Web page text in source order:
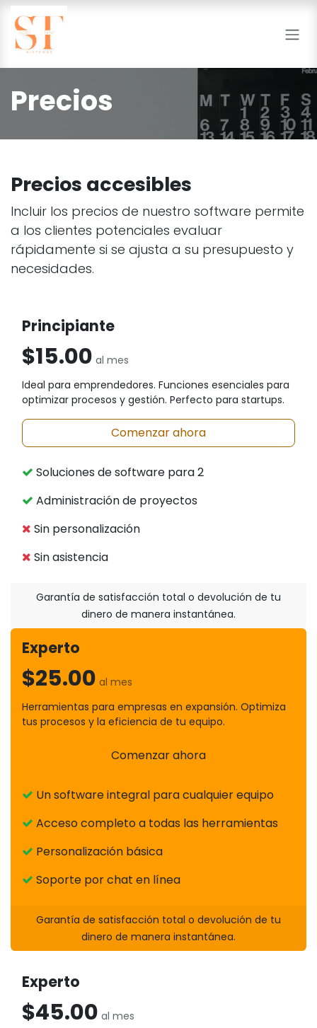
Ir al contenido
Precios
Precios accesibles
Incluir los precios de nuestro software permite
a los clientes potenciales evaluar
rápidamente si se ajusta a su presupuesto y
necesidades.
Principiante
$15.00 al mes
Ideal para emprendedores. Funciones esenciales para
optimizar procesos y gestión. Perfecto para startups.
Comenzar ahora
Soluciones de software para 2
Administración de proyectos
Sin personalización
Sin asistencia
Garantía de satisfacción total o devolución de tu
dinero de manera instantánea.
Experto
$25.00 al mes
Herramientas para empresas en expansión. Optimiza
tus procesos y la eficiencia de tu equipo.
Comenzar ahora
Un software integral para cualquier equipo
Acceso completo a todas las herramientas
Personalización básica
Soporte por chat en línea
Garantía de satisfacción total o devolución de tu
dinero de manera instantánea.
Experto
$45.00 al mes